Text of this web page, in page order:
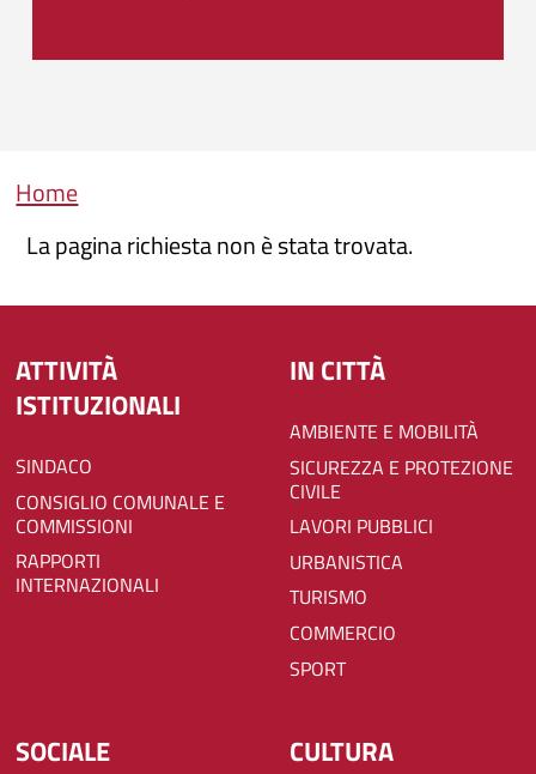
Briciole di pane
Home
La pagina richiesta non è stata trovata.
ATTIVITÀ
ISTITUZIONALI
SINDACO
CONSIGLIO COMUNALE E
COMMISSIONI
RAPPORTI
INTERNAZIONALI
IN CITTÀ
AMBIENTE E MOBILITÀ
SICUREZZA E PROTEZIONE
CIVILE
LAVORI PUBBLICI
URBANISTICA
TURISMO
COMMERCIO
SPORT
SOCIALE CULTURA